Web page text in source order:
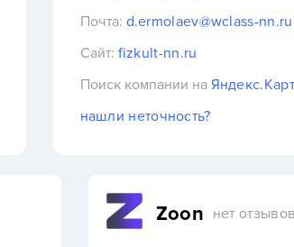
Почта: d.ermolaev@wclass-nn.ru
Сайт: fizkult-nn.ru
Поиск компании на
нашли неточность?
Zoon нет отзывов